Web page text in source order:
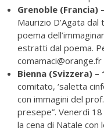
Grenoble (Francia)
Maurizio D’Agata
poema
estratti dal poema.
comamaci@orange.fr
Bienna (Svizzera) –
comitato, ‘saletta
con immagini del
presepe”. Venerdì
la cena di Natale con